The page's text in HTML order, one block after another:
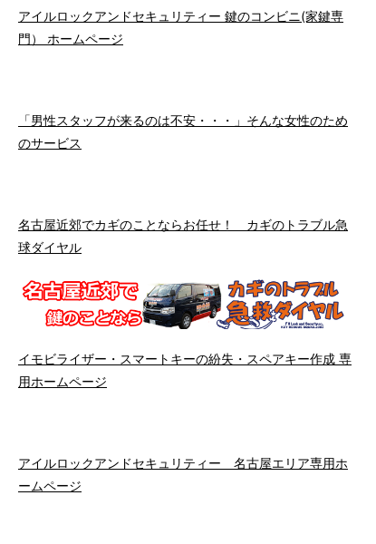
アイルロックアンドセキュリティー 鍵のコンビニ(家鍵専
門） ホームページ
「男性スタッフが来るのは不安・・・」そんな女性のため
のサービス
名古屋近郊でカギのことならお任せ！ カギのトラブル急
球ダイヤル
イモビライザー・スマートキーの紛失・スペアキー作成 専
用ホームページ
アイルロックアンドセキュリティー 名古屋エリア専用ホ
ームページ